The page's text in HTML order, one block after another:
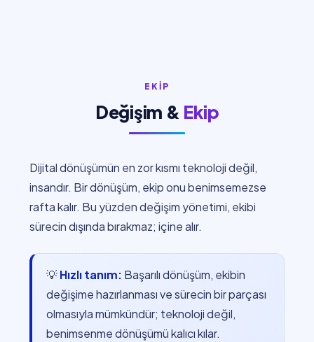
EKİP
Değişim & Ekip
Dijital dönüşümün en zor kısmı teknoloji değil,
insandır. Bir dönüşüm, ekip onu benimsemezse
rafta kalır. Bu yüzden değişim yönetimi, ekibi
sürecin dışında bırakmaz; içine alır.
💡Hızlı tanım: Başarılı dönüşüm, ekibin
değişime hazırlanması ve sürecin bir parçası
olmasıyla mümkündür; teknoloji değil,
benimsenme dönüşümü kalıcı kılar.